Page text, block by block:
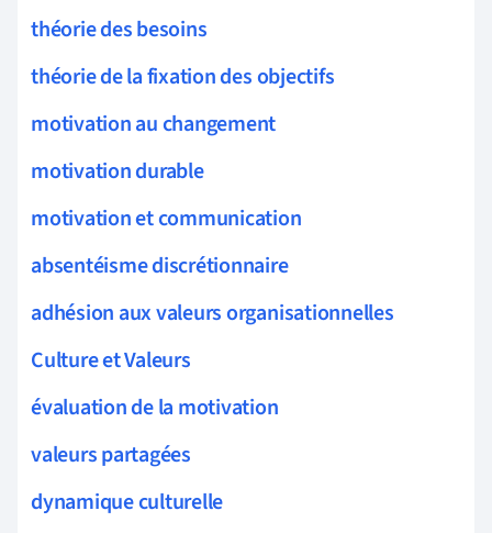
théorie des besoins
théorie de la fixation des objectifs
motivation au changement
motivation durable
motivation et communication
absentéisme discrétionnaire
adhésion aux valeurs organisationnelles
Culture et Valeurs
évaluation de la motivation
valeurs partagées
dynamique culturelle